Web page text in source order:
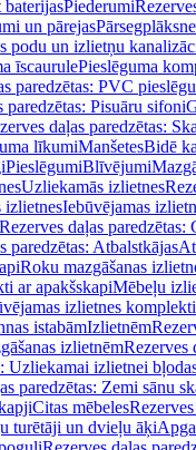
baterijasPiederumi
un pārejas
podu un izlietņu
īscaurulePieslēguma
paredzētas: PVC
paredzētas: Pisuāru sifoni
daļas paredzētas:
līkumiManšetesBidē
PieslēgumiBlīvējumi
Uzliekamās izlietnes
izlietnesIebūvējamas
Rezerves daļas paredzētas:
paredzētas: Atbalstkājas
Roku mazgāšanas
ar apakšskapiMēbeļu
izlietnes
istabāmIzlietnēm
izlietnēmRezerves
Uzliekamai izlietnei
paredzētas: Zemi sānu
Citas mēbeles
turētāji un dvieļu āķi